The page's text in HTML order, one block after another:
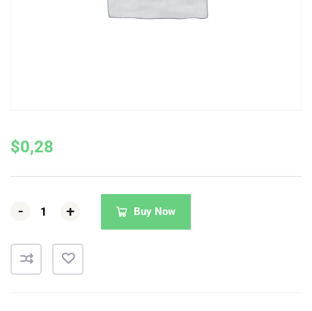
$0,28
- +
- +
- + Buy Now